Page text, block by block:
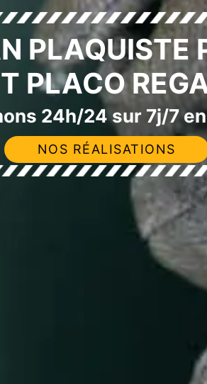
PLAQUISTE
PLACO
24h/24 sur 7j/7
NOS RÉALISATIONS